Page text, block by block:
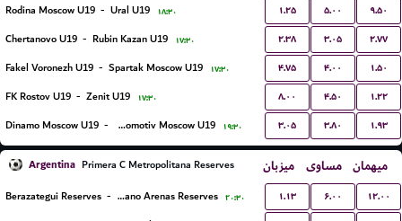
Rodina Moscow U19 - Ural U19 ۱۸:۳۰ ۱.۲۵ ۵.۰۰ ۹.۵۰
Chertanovo U19 - Rubin Kazan U19 ۱۷:۳۰ ۲.۳۸ ۳.۰۵ ۲.۷۷
Fakel Voronezh U19 - Spartak Moscow U19 ۱۷:۳۰ ۴.۷۵ ۴.۰۰ ۱.۵۰
FK Rostov U19 - Zenit U19 ۱۷:۳۰ ۸.۰۰ ۴.۵۰ ۱.۲۲
Dinamo Moscow U19 - Lokomotiv Moscow U19 ۱۹:۳۰ ۳.۰۵ ۳.۸۰ ۱.۹۳
Argentina Primera C Metropolitana Reserves میزبان مساوی میهمان
Berazategui Reserves - Victoriano Arenas Reserves ۲۰:۳۰ ۱.۱۳ ۶.۰۰ ۱۲.۰۰